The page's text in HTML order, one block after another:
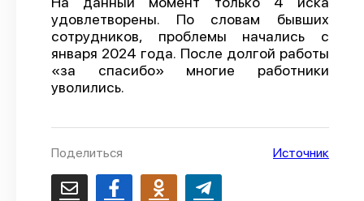
Справочник
API
О проекте
Политика конфиденциальности
удовлетворены. По словам бывших
сотрудников, проблемы начались с
января 2024 года. После долгой работы
«за спасибо» многие работники
уволились.
Поделиться Источник